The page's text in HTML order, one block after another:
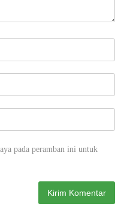
pada peramban ini untuk